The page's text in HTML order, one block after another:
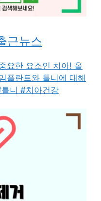
근뉴스
요한 요소인 치아! 올
플란트와 틀니에 대해
니 #치아건강